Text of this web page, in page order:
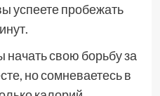
успеете пробежать
свою борьбу за
но сомневаетесь в